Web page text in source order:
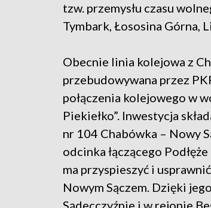
tzw. przemysłu czasu
Tymbark, Łososina Górna,
Obecnie linia kolejowa z
przebudowywana przez
połączenia kolejowego w
Piekiełko”. Inwestycja
nr 104 Chabówka – Nowy
odcinka łączącego
ma przyspieszyć i
Nowym Sączem. Dzięki